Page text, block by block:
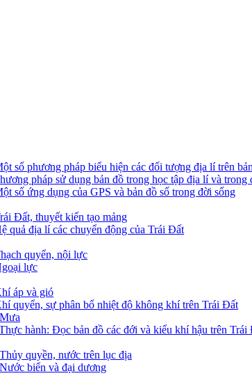
số phương pháp biểu hiện các đối tượng địa lí trên
pháp sử dụng bản đồ trong học tập địa lí và trong
số ứng dụng của GPS và bản đồ số trong đời sống
Đất, thuyết kiến tạo mảng
quả địa lí các chuyển động của Trái Đất
quyển, nội lực
lực
áp và gió
quyển, sự phân bổ nhiệt độ không khí trên Trái Đất
hành: Đọc bản đồ các đới và kiểu khí hậu trên
quyền, nước trên lục địa
biển và đại dương